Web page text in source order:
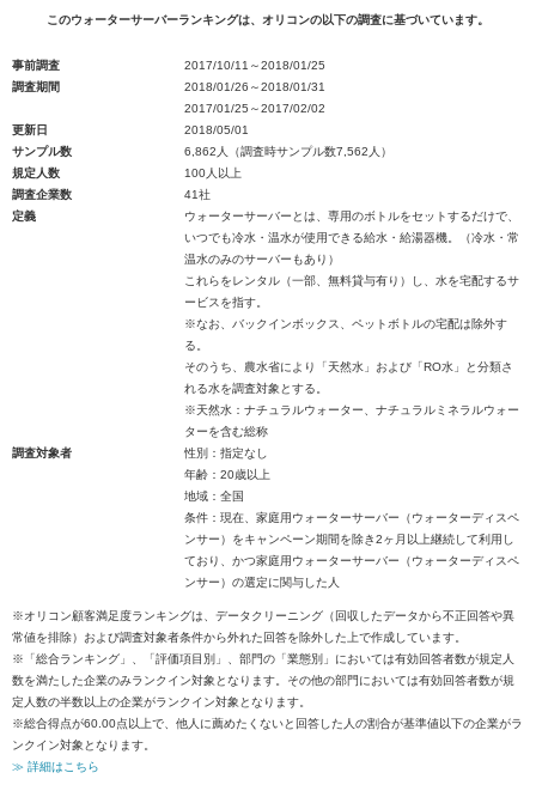
このウォーターサーバーランキングは、オリコンの以下の調査に基づいています。
事前調査
2017/10/11～2018/01/25
調査期間
2018/01/26～2018/01/31
2017/01/25～2017/02/02
更新日
2018/05/01
サンプル数
6,862人（調査時サンプル数7,562人）
規定人数
100人以上
調査企業数
41社
定義
ウォーターサーバーとは、専用のボトルをセットするだけで、
いつでも冷水・温水が使用できる給水・給湯器機。（冷水・常
温水のみのサーバーもあり）
これらをレンタル（一部、無料貸与有り）し、水を宅配するサ
ービスを指す。
※なお、バックインボックス、ペットボトルの宅配は除外す
る。
そのうち、農水省により「天然水」および「RO水」と分類さ
れる水を調査対象とする。
※天然水：ナチュラルウォーター、ナチュラルミネラルウォー
ターを含む総称
調査対象者
性別：指定なし
年齢：20歳以上
地域：全国
条件：現在、家庭用ウォーターサーバー（ウォーターディスペ
ンサー）をキャンペーン期間を除き2ヶ月以上継続して利用し
ており、かつ家庭用ウォーターサーバー（ウォーターディスペ
ンサー）の選定に関与した人
※オリコン顧客満足度ランキングは、データクリーニング（回収したデータから不正回答や異
常値を排除）および調査対象者条件から外れた回答を除外した上で作成しています。
※「総合ランキング」、「評価項目別」、部門の「業態別」においては有効回答者数が規定人
数を満たした企業のみランクイン対象となります。その他の部門においては有効回答者数が規
定人数の半数以上の企業がランクイン対象となります。
※総合得点が60.00点以上で、他人に薦めたくないと回答した人の割合が基準値以下の企業がラ
ンクイン対象となります。
≫ 詳細はこちら